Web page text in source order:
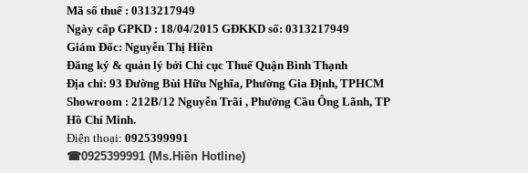
Mã số thuế : 0313217949
Ngày cấp GPKD : 18/04/2015 GĐKKD số: 0313217949
Giám Đốc: Nguyễn Thị Hiền
Đăng ký & quản lý bởi Chi cục Thuế Quận Bình Thạnh
Địa chỉ: 93 Đường Bùi Hữu Nghĩa, Phường Gia Định, TPHCM
Showroom : 212B/12 Nguyễn Trãi , Phường Cầu Ông Lãnh, TP
Hồ Chí Minh.
Điện thoại: 0925399991
☎0925399991 (Ms.Hiền Hotline)